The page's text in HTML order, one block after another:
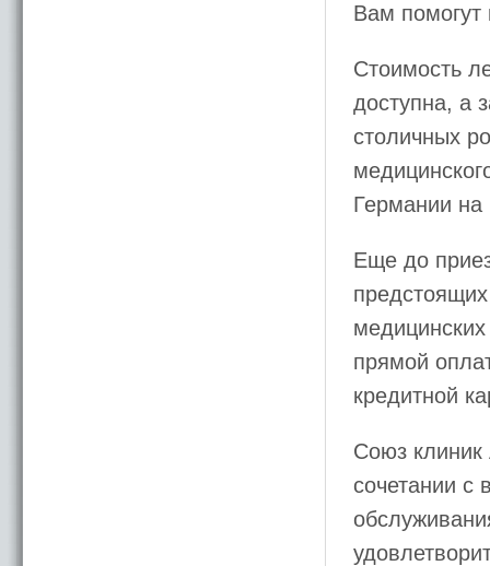
Вам помогут
Стоимость
доступна, а
столичных
Германии
Еще до
прямой
кредитной
Союз клиник
сочетании с